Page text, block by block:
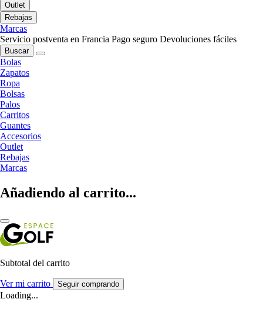
Outlet
Rebajas
Marcas
Servicio postventa en Francia Pago seguro Devoluciones fáciles
Buscar
Bolas
Zapatos
Ropa
Bolsas
Palos
Carritos
Guantes
Accesorios
Outlet
Rebajas
Marcas
Añadiendo al carrito...
Subtotal del carrito
Ver mi carrito Seguir comprando
Loading...